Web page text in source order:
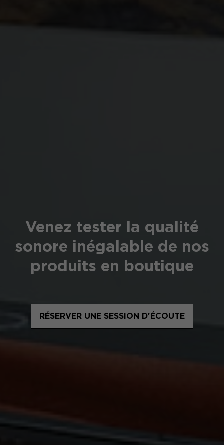
Venez tester la qualité
sonore inégalable de nos
produits en boutique
RÉSERVER UNE SESSION D'ÉCOUTE